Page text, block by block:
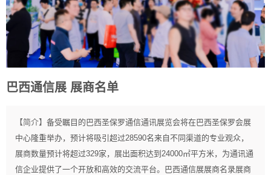
巴西通信展 展商名单
【简介】 备受瞩目的巴西圣保罗通信通讯展览会将在巴西圣保罗会展
中心隆重举办，预计将吸引超过28590名来自不同渠道的专业观众，
展商数量预计将超过329家，展出面积达到24000㎡平方米，为通讯通
信企业提供了一个开放和高效的交流平台。巴西通信展展商名录展商